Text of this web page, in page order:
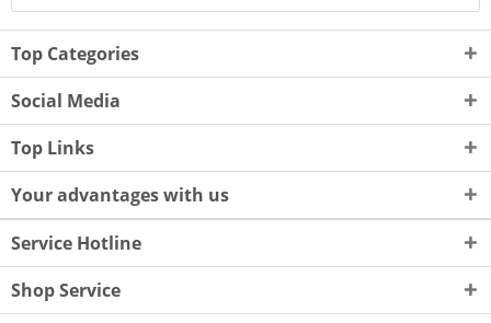
Top Categories
Social Media
Top Links
Your advantages with us
Service Hotline
Shop Service